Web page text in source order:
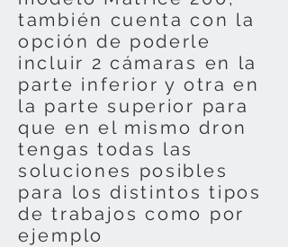
también cuenta con la
opción de poderle
incluir 2 cámaras en la
parte inferior y otra en
la parte superior para
que en el mismo dron
tengas todas las
soluciones posibles
para los distintos tipos
de trabajos como por
ejemplo